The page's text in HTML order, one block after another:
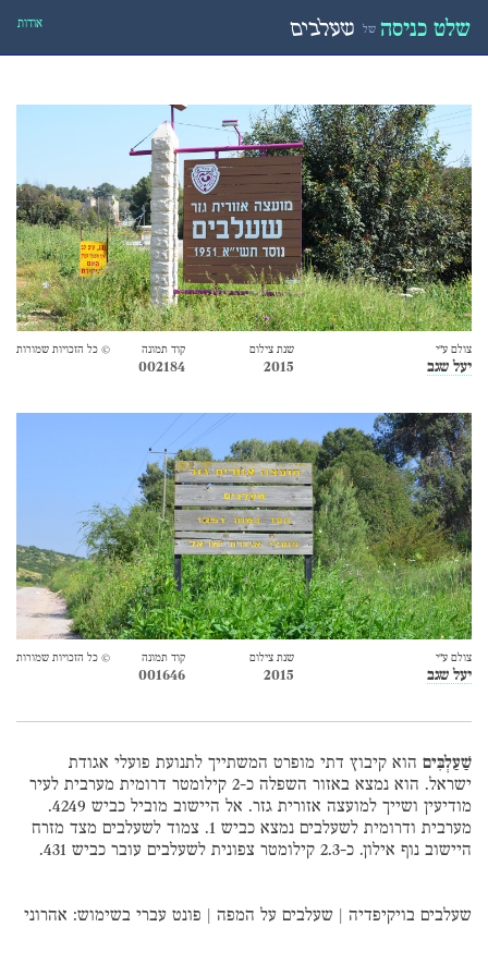
שלט כניסה של שעלבים אודות
צולם ע״י
יעל שגב
שנת צילום
2015
קוד תמונה
002184
© כל הזכויות שמורות
צולם ע״י
יעל שגב
שנת צילום
2015
קוד תמונה
001646
© כל הזכויות שמורות
שַׁעַלְבִּים הוא קיבוץ דתי מופרט המשתייך לתנועת פועלי אגודת
ישראל. הוא נמצא באזור השפלה כ-2 קילומטר דרומית מערבית לעיר
מודיעין ושייך למועצה אזורית גזר. אל היישוב מוביל כביש 4249.
מערבית ודרומית לשעלבים נמצא כביש 1. צמוד לשעלבים מצד מזרח
היישוב נוף אילון. כ-2.3 קילומטר צפונית לשעלבים עובר כביש 431.
שעלבים בויקיפדיה |שעלבים על המפה פונט עברי בשימוש: אהרוני